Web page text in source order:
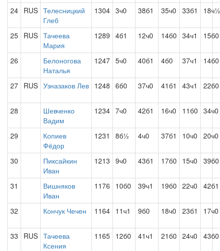
24 RUS Телесницкий
Глеб
1304 3ч0 38б1 35ч0 33б1 18ч½
25 RUS Тачеева
Мария
1289 4б1 12ч0 14б0 34ч1 15б0
26
Белоногова
Наталья
1247 5ч0 40б1 4б0 37ч1 14б0
27 RUS Узназаков Лев 1248 6б0 37ч0 41б1 43ч1 22б0
28
Шевченко
Вадим
1234 7ч0 42б1 16ч0 11б0 34ч0
29
Копиев
Фёдор
1231 8б½ 4ч0 37б1 10ч0 20ч0
30
Пиксайкин
Иван
1213 9ч0 43б1 17б0 15ч0 39б0
31
Вишняков
Иван
1176 10б0 39ч1 19б0 22ч0 42б1
32 Кончук Чечен 1164 11ч1 9б0 18ч0 23б1 17ч0
33 RUS Тачеева
Ксения
1165 12б0 41ч1 21б0 24ч0 43б0